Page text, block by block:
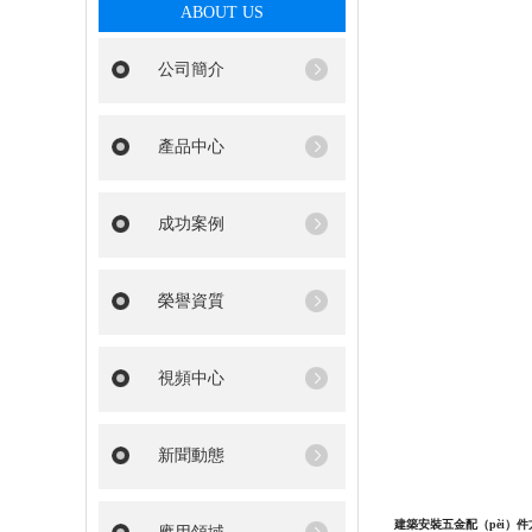
ABOUT US
公司簡介
產品中心
成功案例
榮譽資質
視頻中心
新聞動態
建築安裝五金配（pèi）件